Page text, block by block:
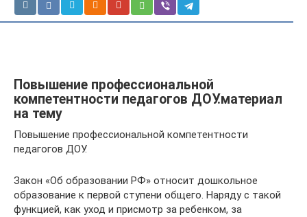
Повышение профессиональной
компетентности педагогов ДОУ.материал
на тему
Повышение профессиональной компетентности
педагогов ДОУ.
Закон «Об образовании РФ» относит дошкольное
образование к первой ступени общего. Наряду с такой
функцией, как уход и присмотр за ребенком, за